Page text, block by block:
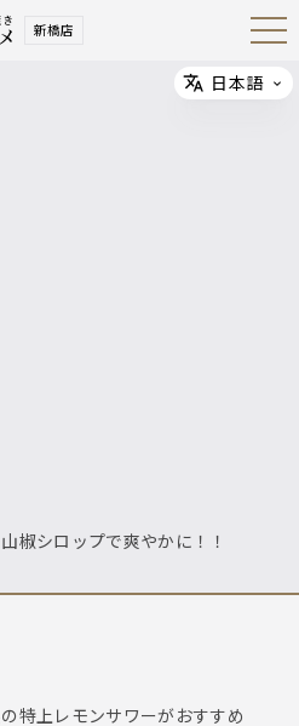
新橋店 Open
Navig
椒シロップで爽やかに！！
特上レモンサワーがおすすめ
Select
日本語